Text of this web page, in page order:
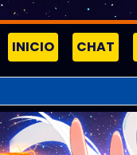
INICIO CHAT